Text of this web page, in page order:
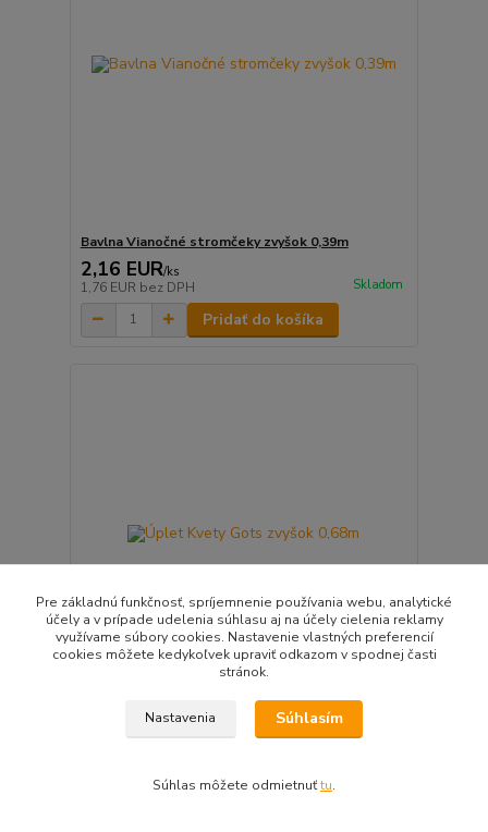
Bavlna Vianočné stromčeky zvyšok 0,39m
2,16 EUR/ks
1,76 EUR bez DPH Skladom
Pridať do košíka
Úplet Kvety Gots zvyšok 0,68m
8,34 EUR/ks
Pridať do košíka
Pre základnú funkčnosť, spríjemnenie používania webu, analytické
účely a v prípade udelenia súhlasu aj na účely cielenia reklamy
využívame súbory cookies. Nastavenie vlastných preferencií
cookies môžete kedykoľvek upraviť odkazom v spodnej časti
stránok.
Nastavenia Súhlasím
Súhlas môžete odmietnuťtu.